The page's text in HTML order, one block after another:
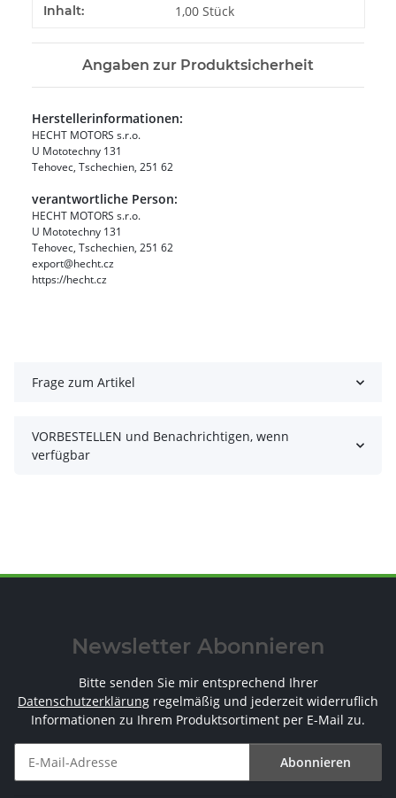
Produkteigenschaft
Wert
Inhalt: 1,00 Stück
Angaben zur Produktsicherheit
Herstellerinformationen:
HECHT MOTORS s.r.o.
U Mototechny 131
Tehovec, Tschechien, 251 62
verantwortliche Person:
HECHT MOTORS s.r.o.
U Mototechny 131
Tehovec, Tschechien, 251 62
export@hecht.cz
https://hecht.cz
Frage zum Artikel
VORBESTELLEN und Benachrichtigen, wenn
verfügbar
Newsletter Abonnieren
Bitte senden Sie mir entsprechend Ihrer
Datenschutzerklärung regelmäßig und jederzeit widerruflich
Informationen zu Ihrem Produktsortiment per E-Mail zu.
Abonnieren